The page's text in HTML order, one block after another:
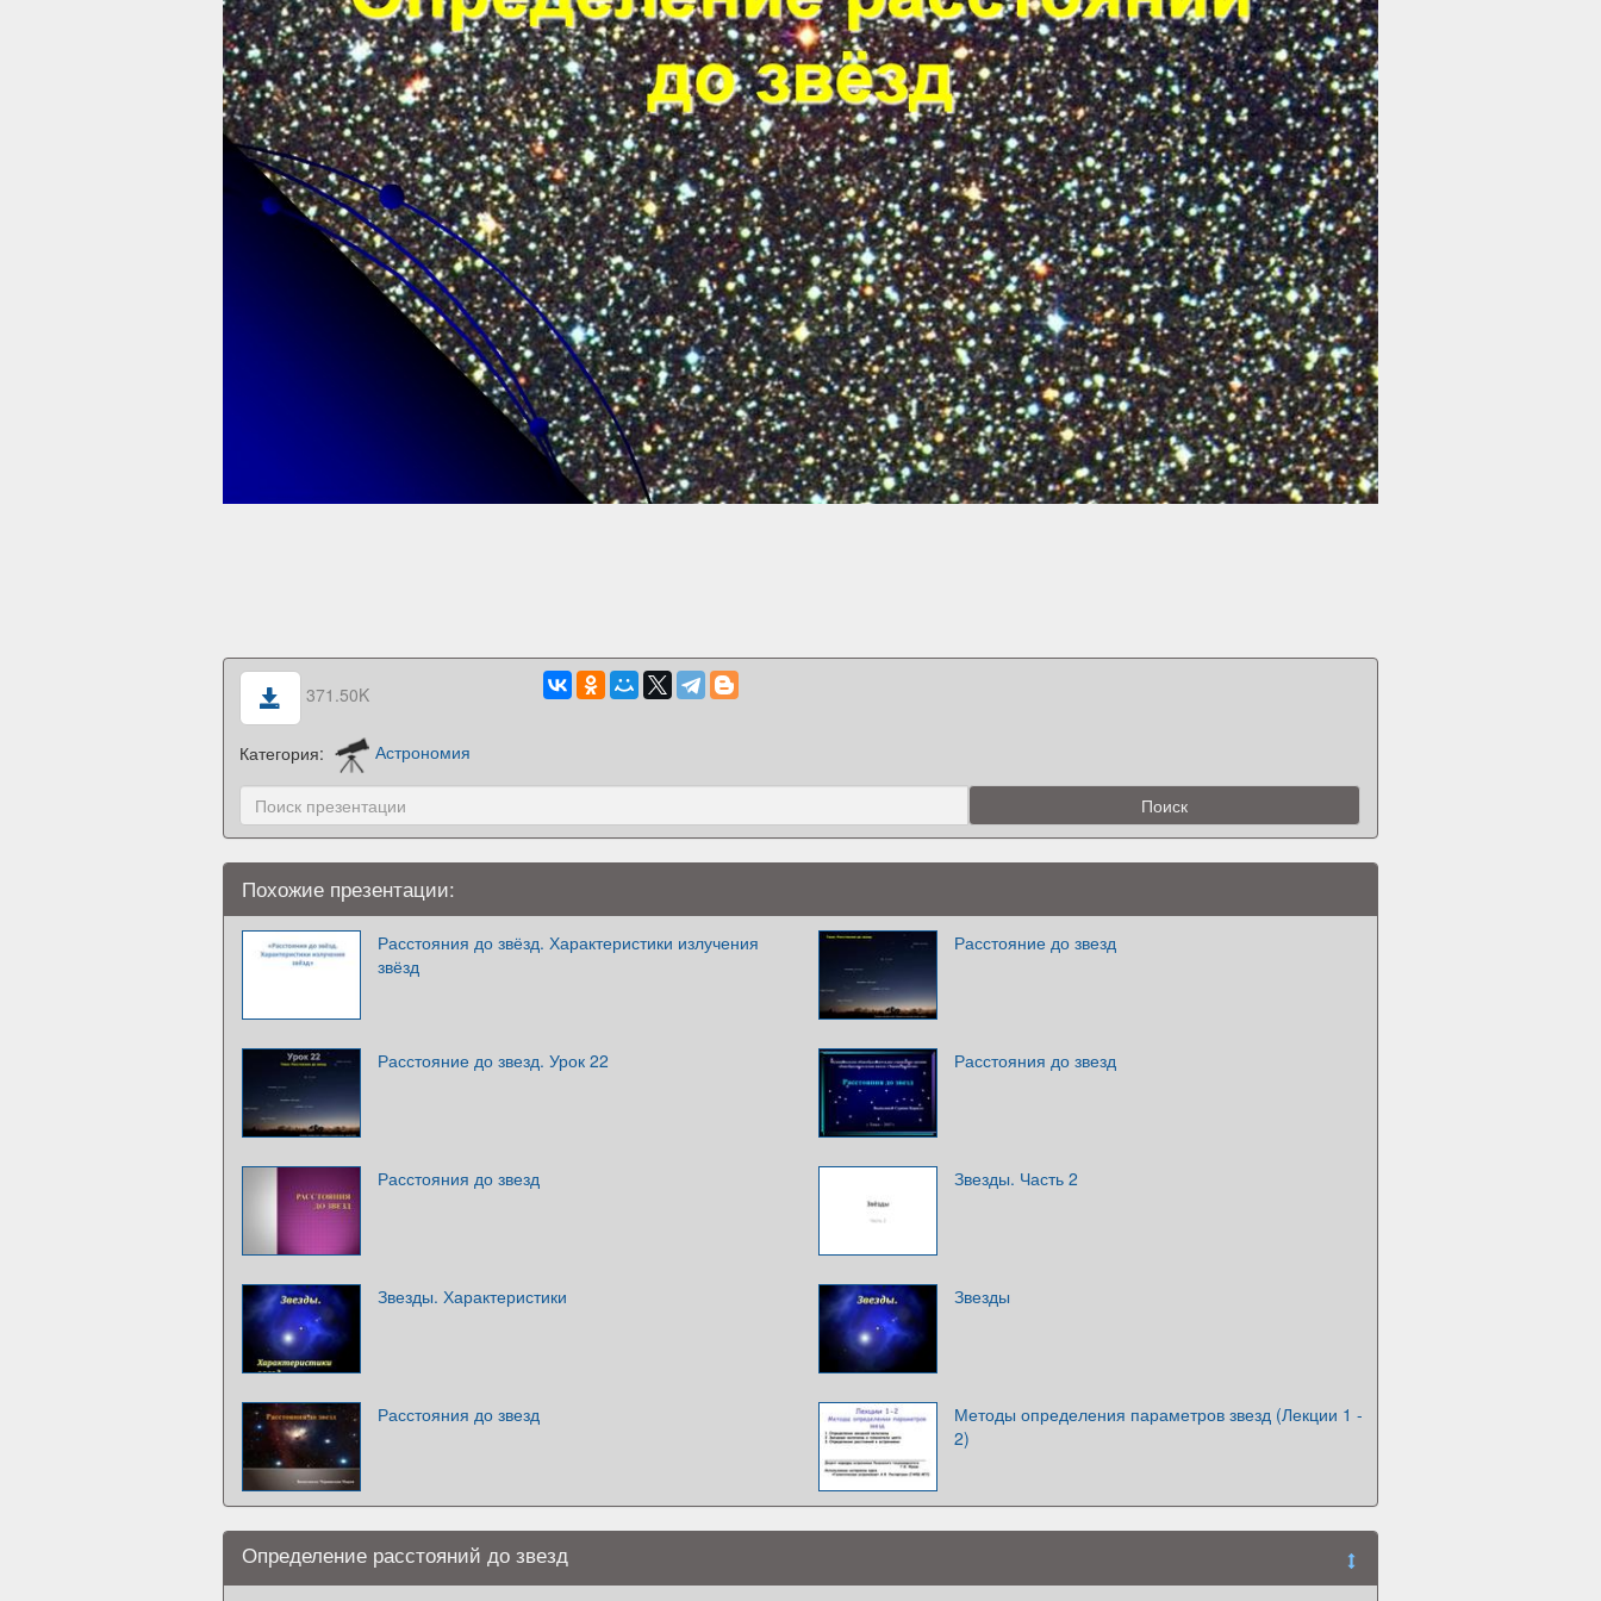
371.50K
Категория: Астрономия
Похожие презентации:
Расстояния до звёзд. Характеристики излучения
звёзд
Расстояние до звезд
Расстояние до звезд. Урок 22 Расстояния до звезд
Расстояния до звезд Звезды. Часть 2
Звезды. Характеристики Звезды
Расстояния до звезд
Методы определения параметров звезд (Лекции 1 -
2)
Определение расстояний до звезд